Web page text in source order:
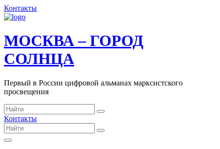
Контакты
МОСКВА – ГОРОД
СОЛНЦА
Первый в России цифровой альманах марксистского
просвещения
Контакты